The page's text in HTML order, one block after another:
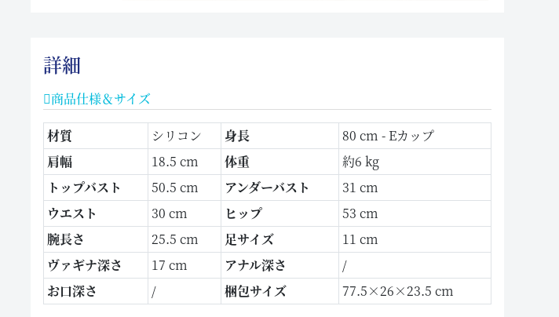
詳細
商品仕様＆サイズ
材質 シリコン 身長
80 cm - Eカップ
肩幅
18.5 cm 体重
約6 kg
トップバスト
50.5 cm アンダーバスト
31 cm
ウエスト
30 cm ヒップ
53 cm
腕長さ
25.5 cm 足サイズ
11 cm
ヴァギナ深さ
17 cm アナル深さ
/
お口深さ
/ 梱包サイズ 77.5×26×23.5 cm